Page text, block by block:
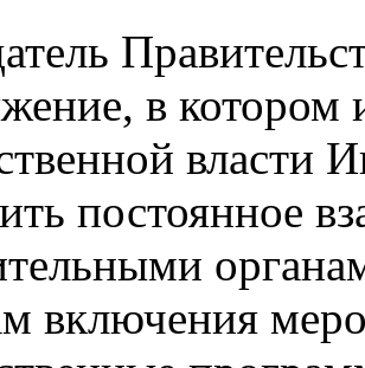
в
власти
постоянное
включения